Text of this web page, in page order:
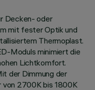
Decken- oder
mit fester Optik und
Thermoplast.
Moduls minimiert die
Lichtkomfort.
der Dimmung der
von 2700K bis 1800K